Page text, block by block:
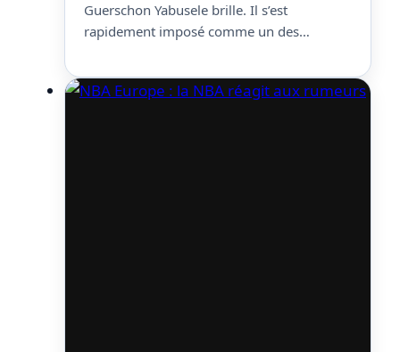
Guerschon Yabusele brille. Il s’est
rapidement imposé comme un des
être donner envie à des franchises NBA de
le refaire venir dans la grande ligue.